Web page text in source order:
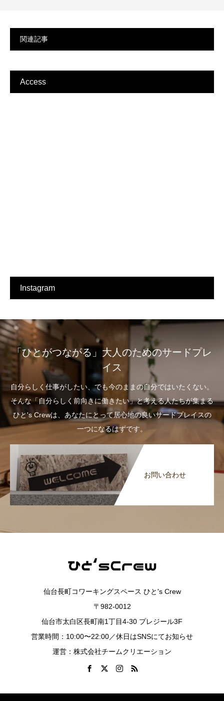
関連記事
Access
Instagram
「ひとがつながる」大人のためのサードプレ
イス
自分らしく仕事がしたい、でも今のままの自分ではいたくない。
そんな「自分らしく前向きに働きたい」と考える人たちが集まる
ひと's Crewは、あなたにとって居心地の良いサードプレイスの
一つになるはずです。
お問い合わせ
仙台長町コワーキングスペース ひと's Crew
〒982-0012
仙台市太白区長町南1丁目4-30 プレジール3F
営業時間：10:00〜22:00／休日はSNSにてお知らせ
運営：株式会社チームクリエーション